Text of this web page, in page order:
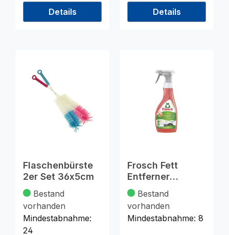
Details Details
Flaschenbürste
2er Set 36x5cm
Bestand
vorhanden
Mindestabnahme:
24
Frosch Fett
Entferner
Grapefruit 500ml
Bestand
vorhanden
Mindestabnahme: 8